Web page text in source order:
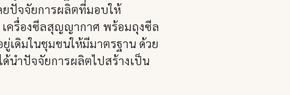
ยปัจจัยการผลิตที่มอบให้
เครื่องซีลสุญญากาศ พร้อมถุงซีล
ดิมในชุมชนให้มีมาตรฐาน ด้วย
นำปัจจัยการผลิตไปสร้างเป็น